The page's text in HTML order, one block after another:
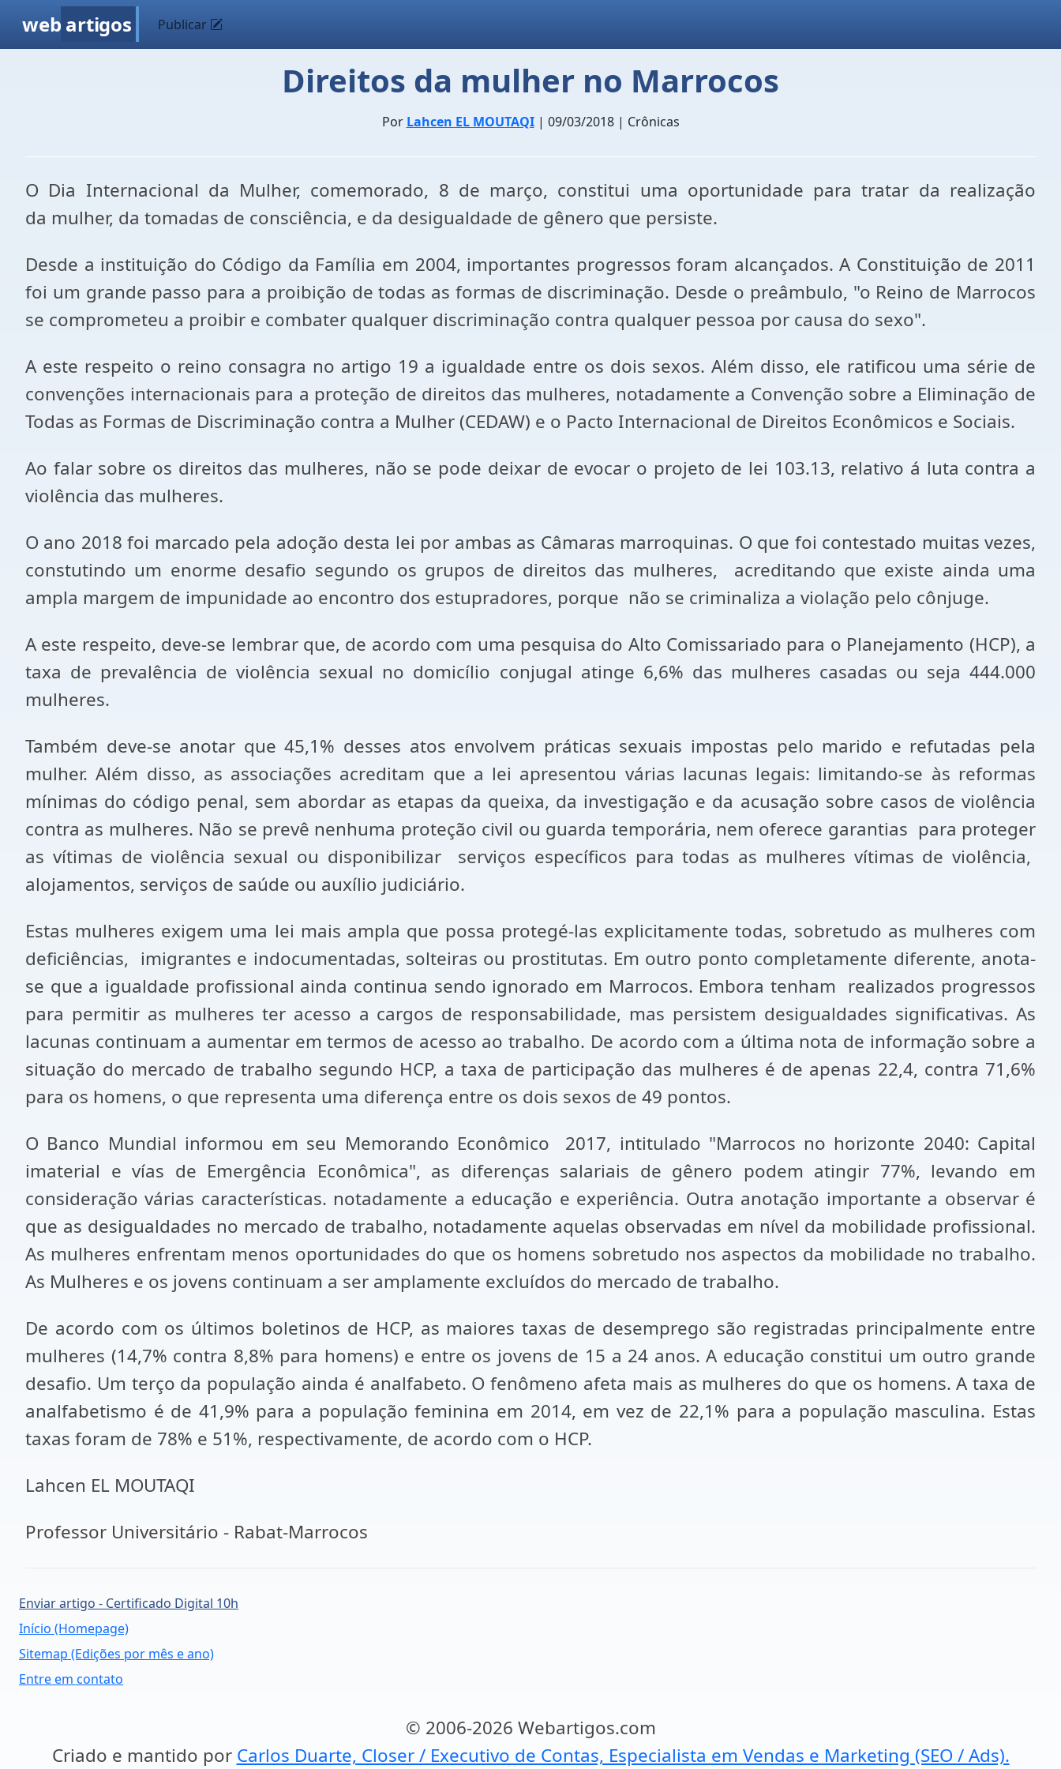
web artigos Publicar
Direitos da mulher no Marrocos
Por Lahcen EL MOUTAQI| 09/03/2018 | Crônicas
O Dia Internacional da Mulher, comemorado, 8 de março, constitui uma oportunidade para tratar da realização
da mulher, da tomadas de consciência, e da desigualdade de gênero que persiste.
Desde a instituição do Código da Família em 2004, importantes progressos foram alcançados. A Constituição de 2011
foi um grande passo para a proibição de todas as formas de discriminação. Desde o preâmbulo, "o Reino de Marrocos
se comprometeu a proibir e combater qualquer discriminação contra qualquer pessoa por causa do sexo".
A este respeito o reino consagra no artigo 19 a igualdade entre os dois sexos. Além disso, ele ratificou uma série de
convenções internacionais para a proteção de direitos das mulheres, notadamente a Convenção sobre a Eliminação de
Todas as Formas de Discriminação contra a Mulher (CEDAW) e o Pacto Internacional de Direitos Econômicos e Sociais.
Ao falar sobre os direitos das mulheres, não se pode deixar de evocar o projeto de lei 103.13, relativo á luta contra a
violência das mulheres.
O ano 2018 foi marcado pela adoção desta lei por ambas as Câmaras marroquinas. O que foi contestado muitas vezes,
constutindo um enorme desafio segundo os grupos de direitos das mulheres, acreditando que existe ainda uma
ampla margem de impunidade ao encontro dos estupradores, porque não se criminaliza a violação pelo cônjuge.
A este respeito, deve-se lembrar que, de acordo com uma pesquisa do Alto Comissariado para o Planejamento (HCP), a
taxa de prevalência de violência sexual no domicílio conjugal atinge 6,6% das mulheres casadas ou seja 444.000
mulheres.
Também deve-se anotar que 45,1% desses atos envolvem práticas sexuais impostas pelo marido e refutadas pela
mulher. Além disso, as associações acreditam que a lei apresentou várias lacunas legais: limitando-se às reformas
mínimas do código penal, sem abordar as etapas da queixa, da investigação e da acusação sobre casos de violência
contra as mulheres. Não se prevê nenhuma proteção civil ou guarda temporária, nem oferece garantias para proteger
as vítimas de violência sexual ou disponibilizar serviços específicos para todas as mulheres vítimas de violência,
alojamentos, serviços de saúde ou auxílio judiciário.
Estas mulheres exigem uma lei mais ampla que possa protegé-las explicitamente todas, sobretudo as mulheres com
deficiências, imigrantes e indocumentadas, solteiras ou prostitutas. Em outro ponto completamente diferente, anota-
se que a igualdade profissional ainda continua sendo ignorado em Marrocos. Embora tenham realizados progressos
para permitir as mulheres ter acesso a cargos de responsabilidade, mas persistem desigualdades significativas. As
lacunas continuam a aumentar em termos de acesso ao trabalho. De acordo com a última nota de informação sobre a
situação do mercado de trabalho segundo HCP, a taxa de participação das mulheres é de apenas 22,4, contra 71,6%
para os homens, o que representa uma diferença entre os dois sexos de 49 pontos.
O Banco Mundial informou em seu Memorando Econômico 2017, intitulado "Marrocos no horizonte 2040: Capital
imaterial e vías de Emergência Econômica", as diferenças salariais de gênero podem atingir 77%, levando em
consideração várias características. notadamente a educação e experiência. Outra anotação importante a observar é
que as desigualdades no mercado de trabalho, notadamente aquelas observadas em nível da mobilidade profissional.
As mulheres enfrentam menos oportunidades do que os homens sobretudo nos aspectos da mobilidade no trabalho.
As Mulheres e os jovens continuam a ser amplamente excluídos do mercado de trabalho.
De acordo com os últimos boletinos de HCP, as maiores taxas de desemprego são registradas principalmente entre
mulheres (14,7% contra 8,8% para homens) e entre os jovens de 15 a 24 anos. A educação constitui um outro grande
desafio. Um terço da população ainda é analfabeto. O fenômeno afeta mais as mulheres do que os homens. A taxa de
analfabetismo é de 41,9% para a população feminina em 2014, em vez de 22,1% para a população masculina. Estas
taxas foram de 78% e 51%, respectivamente, de acordo com o HCP.
Lahcen EL MOUTAQI
Professor Universitário - Rabat-Marrocos
Enviar artigo - Certificado Digital 10h
Início (Homepage)
Sitemap (Edições por mês e ano)
Entre em contato
© 2006-2026 Webartigos.com
Criado e mantido por Carlos Duarte, Closer / Executivo de Contas, Especialista em Vendas e Marketing (SEO / Ads).